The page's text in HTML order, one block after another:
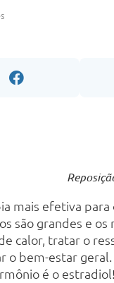
mais efetiva
são grandes e
calor, tratar o
o bem-estar
é o estradiol!